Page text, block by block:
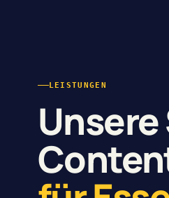
LEISTUNGEN
Unsere